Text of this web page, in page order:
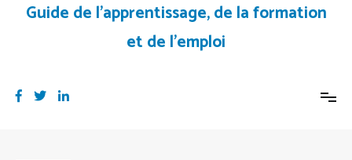
Guide de l’apprentissage, de la formation
et de l’emploi